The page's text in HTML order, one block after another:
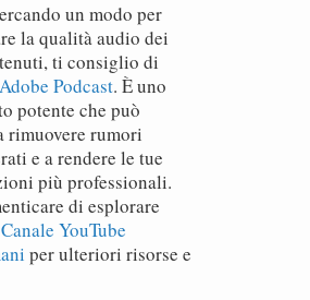
un modo per
la qualità audio dei
ti consiglio di
Adobe Podcast. È uno
potente che può
rimuovere rumori
e a rendere le tue
più professionali.
di esplorare
Canale YouTube
per ulteriori risorse e